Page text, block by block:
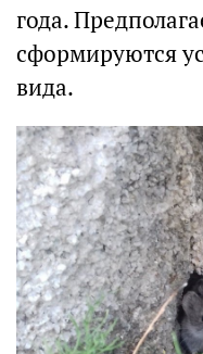
года.
сформируются
вида.